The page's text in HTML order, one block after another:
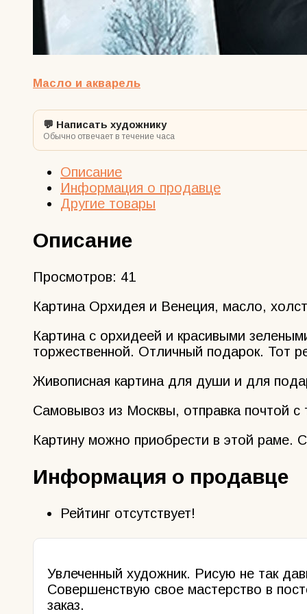
Масло и акварель
💬 Написать художнику
Обычно отвечает в течение часа
Описание
Информация о продавце
Другие товары
Описание
Просмотров: 41
Картина Орхидея и Венеция, масло,
Картина с орхидеей и красивыми
торжественной. Отличный подарок. Тот
Живописная картина для души и для
Самовывоз из Москвы, отправка почтой с
Картину можно приобрести в этой раме.
Информация о продавце
Рейтинг отсутствует!
Увлеченный художник. Рисую не так
Совершенствую свое мастерство в
заказ.